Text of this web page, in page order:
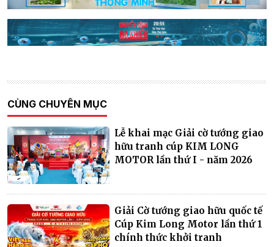
CÙNG CHUYÊN MỤC
Lễ khai mạc Giải cờ tướng giao
hữu tranh cúp KIM LONG
MOTOR lần thứ I - năm 2026
Giải Cờ tướng giao hữu quốc tế
Cúp Kim Long Motor lần thứ 1
chính thức khởi tranh